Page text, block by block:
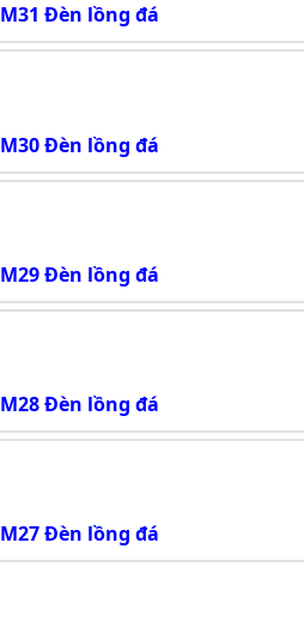
M31 Đèn lồng đá
M30 Đèn lồng đá
M29 Đèn lồng đá
M28 Đèn lồng đá
M27 Đèn lồng đá